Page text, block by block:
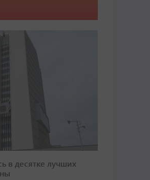
в десятке лучших